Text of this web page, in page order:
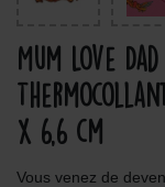
Mum Love
x 6,6 cm
Vous venez de